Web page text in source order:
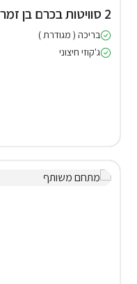
2 סוויטות בכרם בן זמרה
בריכה ( מגודרת )
ג'קוזי חיצוני